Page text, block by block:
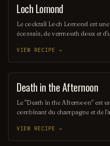
ORDINARY DRINK
Loch Lomond
Le cocktail Loch Lomond est
écossais, de vermouth doux et
garniture de zeste d'orange, il
Highlands écossais. Ce
qui recherchent une expérience
VIEW RECIPE →
COCKTAIL
Death in the Afternoon
Le "Death in the Afternoon" est
combinant du champagne et de
pétillante et mystique, parfait
gustative unique. Sa couleur
VIEW RECIPE →